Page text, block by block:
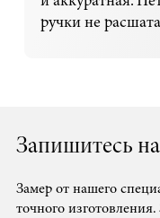
ручки не
Запишитесь
Замер от нашего
точного